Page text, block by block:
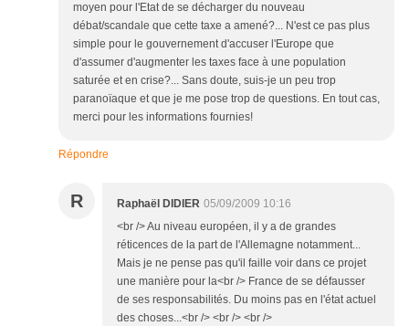
moyen pour l'Etat de se décharger du nouveau
débat/scandale que cette taxe a amené?... N'est ce pas plus
simple pour le gouvernement d'accuser l'Europe que
d'assumer d'augmenter les taxes face à une population
saturée et en crise?... Sans doute, suis-je un peu trop
paranoïaque et que je me pose trop de questions. En tout cas,
merci pour les informations fournies!
Répondre
R Raphaël DIDIER 05/09/2009 10:16
<br /> Au niveau européen, il y a de grandes
réticences de la part de l'Allemagne notamment...
Mais je ne pense pas qu'il faille voir dans ce projet
une manière pour la<br /> France de se défausser
de ses responsabilités. Du moins pas en l'état actuel
des choses...<br /> <br /> <br />